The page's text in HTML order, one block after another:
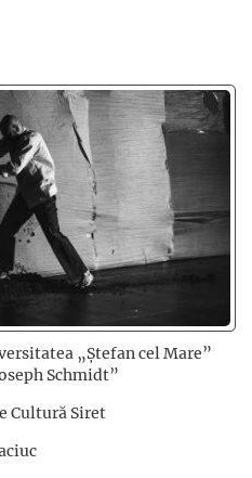
„Ștefan cel Mare”
Schmidt”
Cultură Siret